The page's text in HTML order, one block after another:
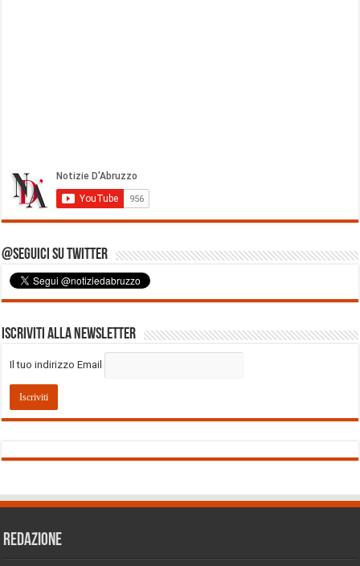
@Seguici su Twitter
Iscriviti alla Newsletter
Il tuo indirizzo Email
REDAZIONE